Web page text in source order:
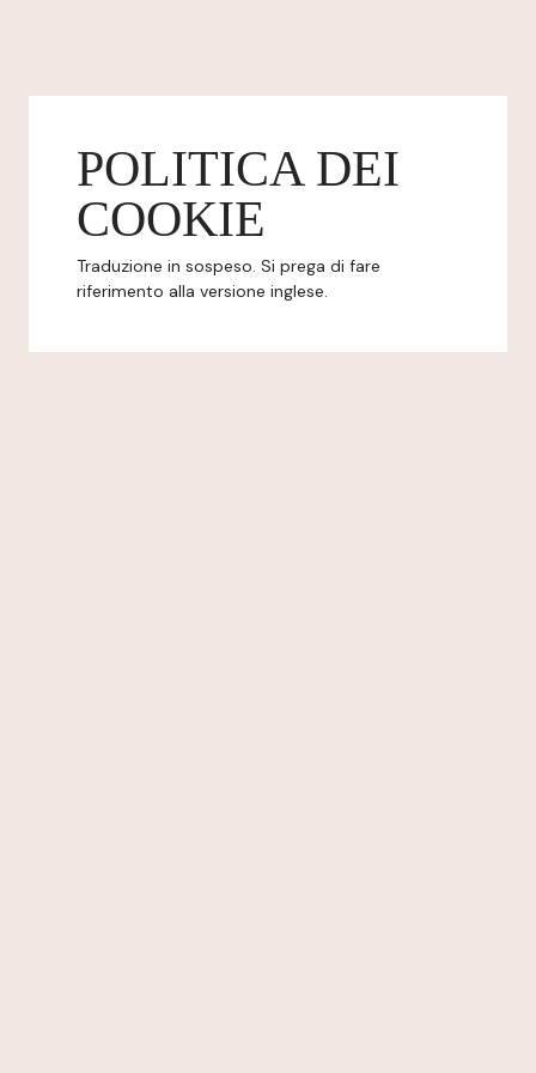
POLITICA DEI
COOKIE
Traduzione in sospeso. Si prega di fare
riferimento alla versione inglese.